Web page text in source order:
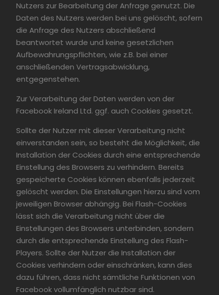
Nutzers zur Bearbeitung der Anfrage genutzt. Die
Daten des Nutzers werden bei uns gelöscht, sofern
die Anfrage des Nutzers abschließend
beantwortet wurde und keine gesetzlichen
Aufbewahrungspflichten, wie z.B. bei einer
anschließenden Vertragsabwicklung,
entgegenstehen.
Zur Verarbeitung der Daten werden von der
Facebook Ireland Ltd. ggf. auch Cookies gesetzt.
Sollte der Nutzer mit dieser Verarbeitung nicht
einverstanden sein, so besteht die Möglichkeit, die
Installation der Cookies durch eine entsprechende
Einstellung des Browsers zu verhindern. Bereits
gespeicherte Cookies können ebenfalls jederzeit
gelöscht werden. Die Einstellungen hierzu sind vom
jeweiligen Browser abhängig. Bei Flash-Cookies
lässt sich die Verarbeitung nicht über die
Einstellungen des Browsers unterbinden, sondern
durch die entsprechende Einstellung des Flash-
Players. Sollte der Nutzer die Installation der
Cookies verhindern oder einschränken, kann dies
dazu führen, dass nicht sämtliche Funktionen von
Facebook vollumfänglich nutzbar sind.